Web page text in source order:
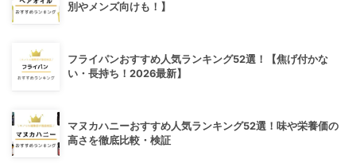
別やメンズ向けも！】
フライパンおすすめ人気ランキング52選！【焦げ付かな
い・長持ち！2026最新】
マヌカハニーおすすめ人気ランキング52選！味や栄養価の
高さを徹底比較・検証